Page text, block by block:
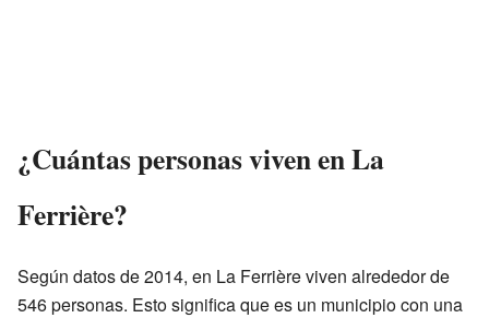
¿Cuántas personas viven en La
Ferrière?
Según datos de 2014, en La Ferrière viven alrededor de
546 personas. Esto significa que es un municipio con una